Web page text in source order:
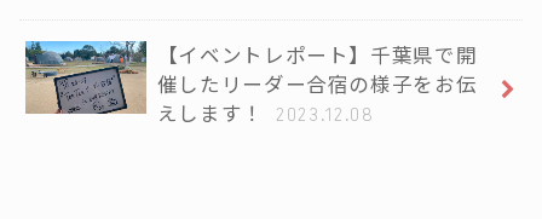
【イベントレポート】千葉県で開
催したリーダー合宿の様子をお伝
えします！
2023.12.08